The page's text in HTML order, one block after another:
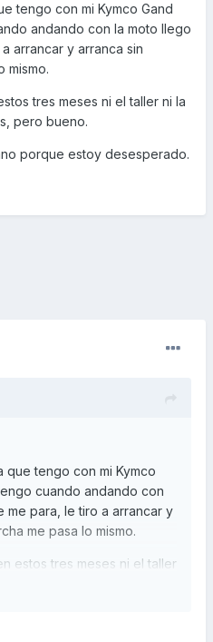
tengo con mi Kymco Gand
andando con la moto llego
arrancar y arranca sin
mismo.
tres meses ni el taller ni la
pero bueno.
porque estoy desesperado.
tengo con mi Kymco
cuando andando con
me para, le tiro a arrancar y
me pasa lo mismo.
estos tres meses ni el taller
dos, pero bueno.